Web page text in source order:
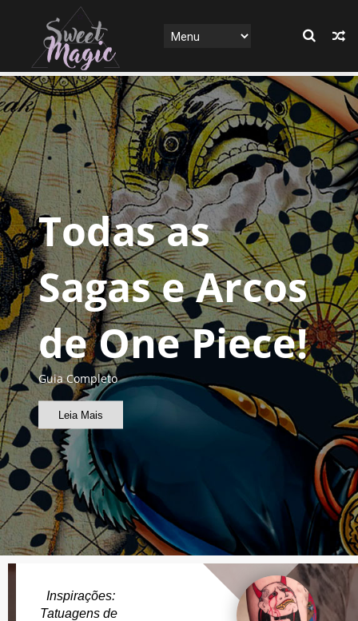
Todas as
Sagas e Arcos
de One Piece!
Guia Completo
Leia Mais
Inspirações:
Tatuagens de